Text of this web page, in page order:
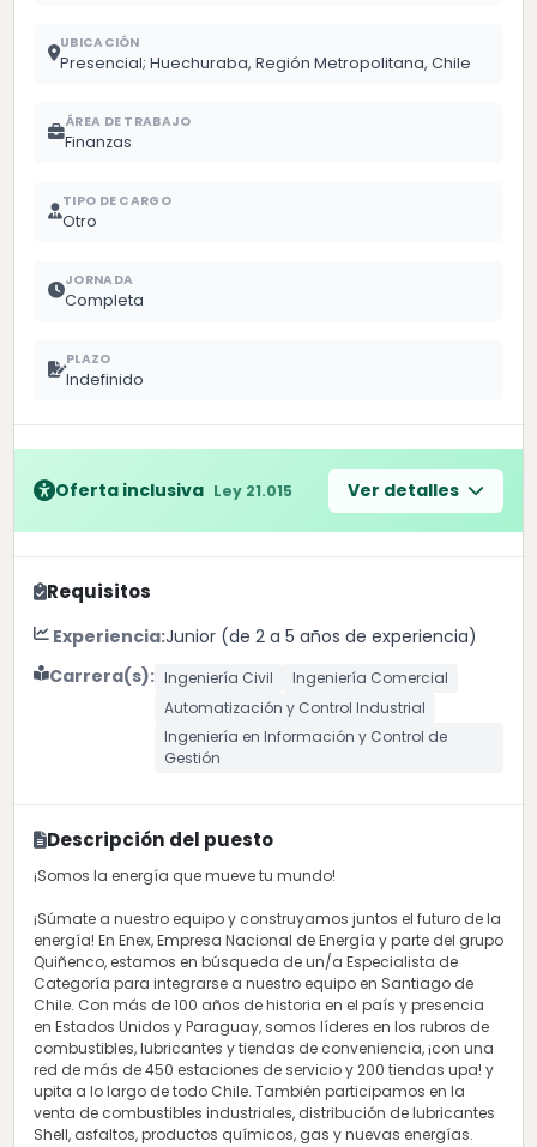
UBICACIÓN
Presencial; Huechuraba, Región Metropolitana, Chile
ÁREA DE TRABAJO
Finanzas
TIPO DE CARGO
Otro
JORNADA
Completa
PLAZO
Indefinido
Oferta inclusiva Ley 21.015 Ver detalles
Requisitos
Experiencia:Junior (de 2 a 5 años de experiencia)
Carrera(s): Ingeniería Civil
Ingeniería Comercial
Automatización y Control Industrial
Ingeniería en Información y Control de
Gestión
Descripción del puesto
¡Somos la energía que mueve tu mundo!
¡Súmate a nuestro equipo y construyamos juntos el futuro de la
energía! En Enex, Empresa Nacional de Energía y parte del grupo
Quiñenco, estamos en búsqueda de un/a Especialista de
Categoría para integrarse a nuestro equipo en Santiago de
Chile. Con más de 100 años de historia en el país y presencia
en Estados Unidos y Paraguay, somos líderes en los rubros de
combustibles, lubricantes y tiendas de conveniencia, ¡con una
red de más de 450 estaciones de servicio y 200 tiendas upa! y
upita a lo largo de todo Chile. También participamos en la
venta de combustibles industriales, distribución de lubricantes
Shell, asfaltos, productos químicos, gas y nuevas energías.